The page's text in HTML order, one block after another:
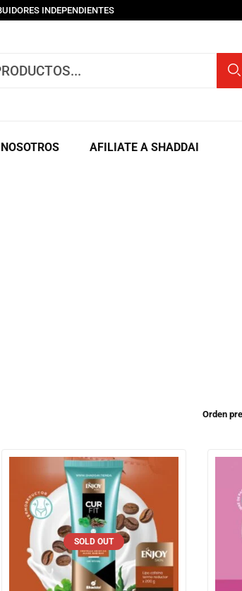
INDEPENDIENTES
NOSOTROS AFILIATE A SHADDAI
SOLD OUT